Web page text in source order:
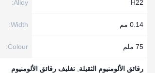
H22
Alloy:
0.14 مم Width:
75 ملم Colour:
رقائق الألومنيوم الثقيلة تغليف رقائق الألومنيوم